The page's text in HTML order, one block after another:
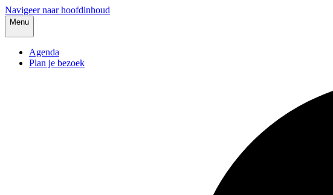
Navigeer naar hoofdinhoud
Menu
Agenda
Plan je bezoek